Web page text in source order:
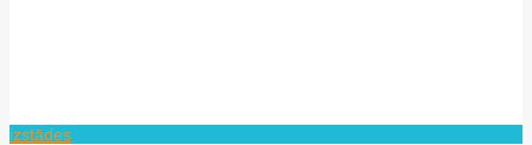
izstādes